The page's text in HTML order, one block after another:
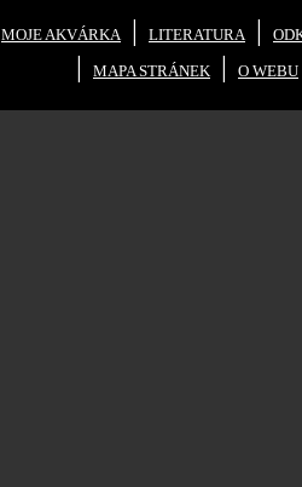
MOJE AKVÁRKA | LITERATURA |
| MAPA STRÁNEK | O WEBU